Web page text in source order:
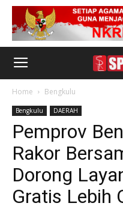
Home Bengkulu
Bengkulu DAERAH
Pemprov
Rakor
Dorong
Gratis Lebih